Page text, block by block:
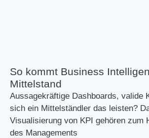
So kommt Business
Mittelstand
Aussagekräftige Dashboards, valide
sich ein Mittelständler das leisten?
Visualisierung von KPI gehören zum
des Managements